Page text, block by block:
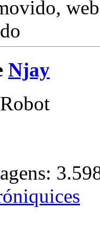
Njay